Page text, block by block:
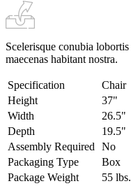
Scelerisque conubia
maecenas habitant nostra.
Specification Chair
Height
37"
Width
26.5"
Depth
19.5"
Assembly Required
No
Packaging Type
Box
Package Weight
55 lbs.